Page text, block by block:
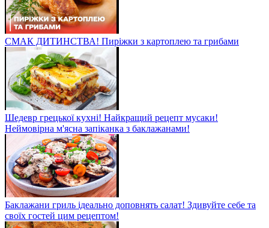
СМАК ДИТИНСТВА! Пиріжки з картоплею та грибами
Шедевр грецької кухні! Найкращий рецепт мусаки!
Неймовірна м'ясна запіканка з баклажанами!
Баклажани гриль ідеально доповнять салат! Здивуйте себе та
своїх гостей цим рецептом!